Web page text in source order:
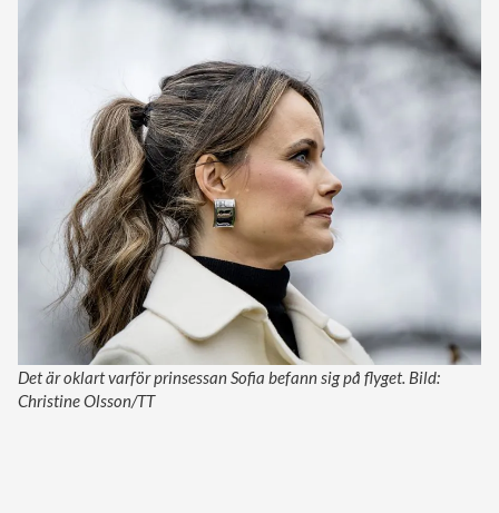
Det är oklart varför prinsessan Sofia befann sig på flyget. Bild:
Christine Olsson/TT